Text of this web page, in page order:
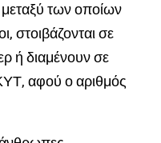
των οποίων
στοιβάζονται σε
ή διαμένουν σε
αφού ο αριθμός